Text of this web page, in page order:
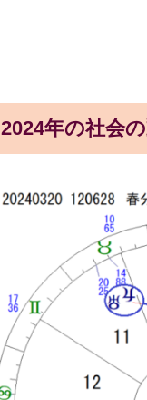
2024年の社会